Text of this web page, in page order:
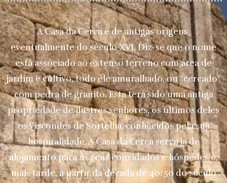
A Casa da Cerca é de antigas origens,
eventualmente do século XVI. Diz-se que o nome
está associado ao extenso terreno com área de
jardim e cultivo, todo ele amuralhado, ou “cercado”
com pedra de granito. Esta terá sido uma antiga
propriedade de ilustres senhores, os últimos deles
os Viscondes de Sortelha, conhecidos pela sua
hospitalidade. A Casa da Cerca serviria de
alojamento para os seus convidados e hóspedes e,
mais tarde, a partir da década de 40/50 do século